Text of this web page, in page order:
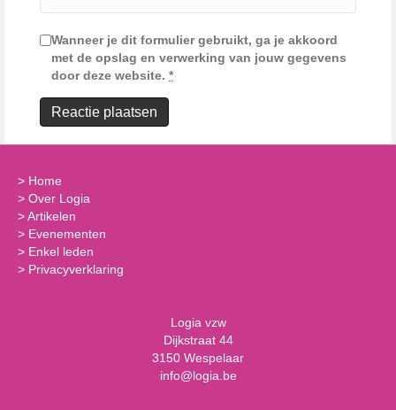
Wanneer je dit formulier gebruikt, ga je akkoord
met de opslag en verwerking van jouw gegevens
door deze website. *
> Home
> Over Logia
>Artikelen
> Evenementen
> Enkel leden
> Privacyverklaring
Logia vzw
Dijkstraat 44
3150 Wespelaar
info@logia.be